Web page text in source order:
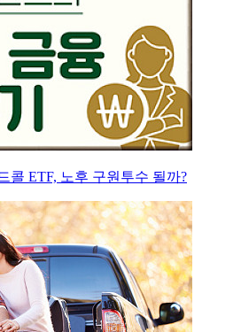
콜 ETF, 노후 구원투수 될까?